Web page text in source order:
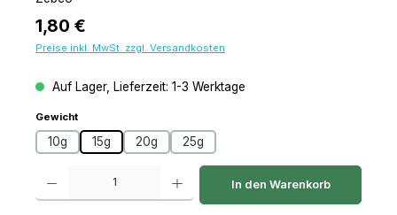
Regulärer Preis:
1,80 €
Preise inkl. MwSt. zzgl. Versandkosten
Auf Lager, Lieferzeit: 1-3 Werktage
Gewichtauswählen
10g 15g 20g 25g
Produkt Anzahl: Gib den gewünschten Wert ein oder benutze die
In den Warenkorb